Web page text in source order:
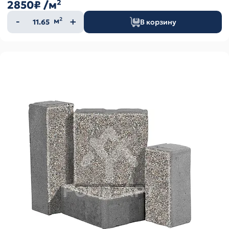
2850₽ /м²
Количество
товара
м² В корзину